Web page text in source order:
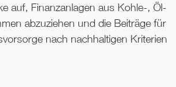
auf, Finanzanlagen aus Kohle-, Öl-
abzuziehen und die Beiträge für
nach nachhaltigen Kriterien